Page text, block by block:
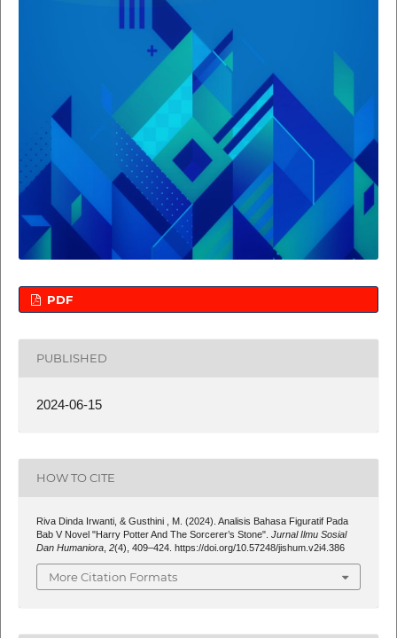
PDF
PUBLISHED
2024-06-15
HOW TO CITE
Riva Dinda Irwanti, & Gusthini , M. (2024). Analisis Bahasa Figuratif Pada
Bab V Novel "Harry Potter And The Sorcerer’s Stone". Jurnal Ilmu Sosial
Dan Humaniora, 2(4), 409–424. https://doi.org/10.57248/jishum.v2i4.386
More Citation Formats